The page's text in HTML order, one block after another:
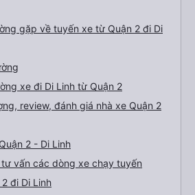
gặp về tuyến xe từ Quận 2 đi Di
xe đi Di Linh từ Quận 2
review, đánh giá nhà xe Quận 2
2 - Di Linh
tư vấn các dòng xe chạy tuyến
đi Di Linh